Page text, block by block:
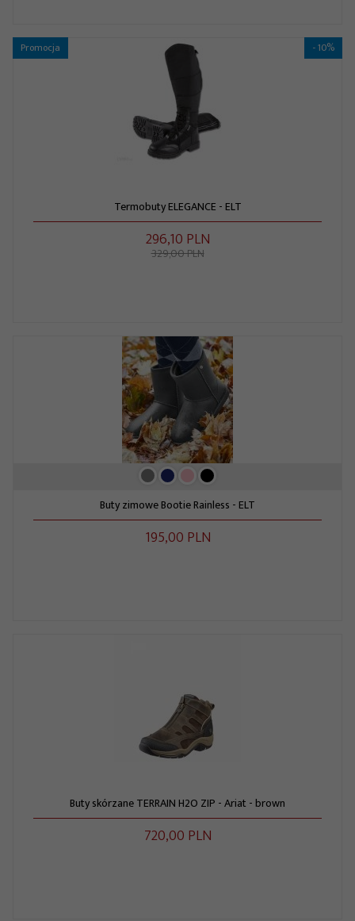
Promocja - 10%
Termobuty ELEGANCE - ELT
296,10 PLN
329,00 PLN
Buty zimowe Bootie Rainless - ELT
195,00 PLN
Buty skórzane TERRAIN H2O ZIP - Ariat - brown
720,00 PLN